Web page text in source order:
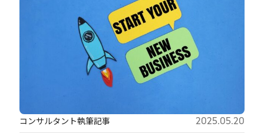
コンサルタント執筆記事 2025.05.20